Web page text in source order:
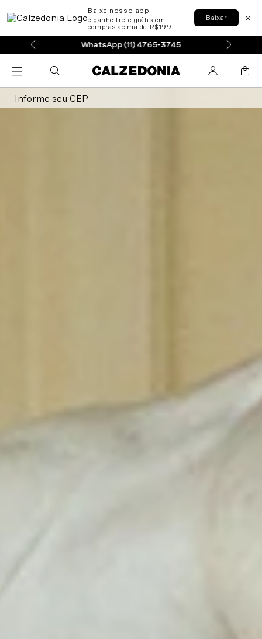
Baixe nosso app
e ganhe frete grátis em
compras acima de R$199
Baixar
WhatsApp (11) 4765-3745
Informe seu CEP